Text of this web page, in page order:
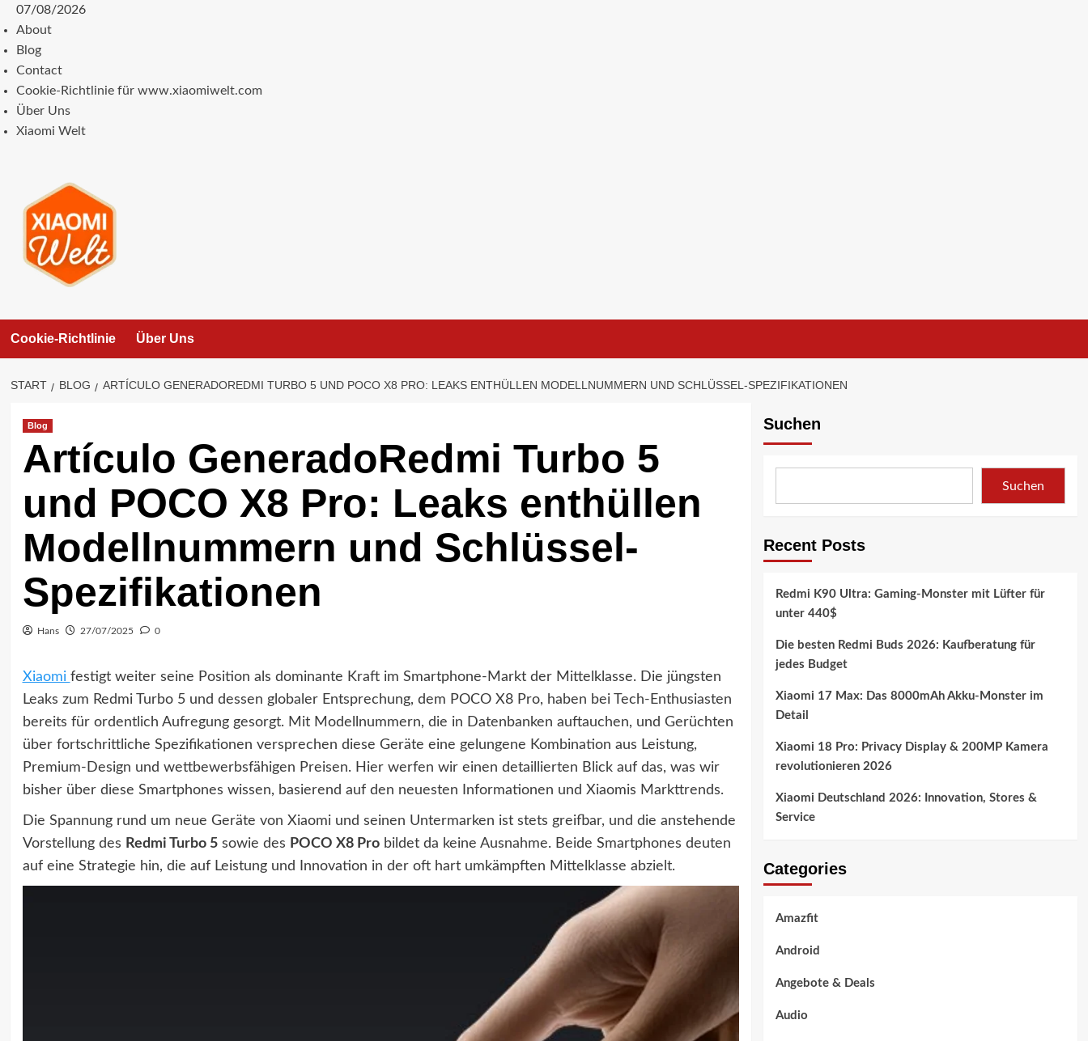
Zum
Inhalt
springen
07/08/2026
About
Blog
Contact
Cookie-Richtlinie für www.xiaomiwelt.com
Über Uns
Xiaomi Welt
Cookie-Richtlinie Über Uns
START BLOG ARTÍCULO GENERADOREDMI TURBO 5 UND POCO X8 PRO: LEAKS ENTHÜLLEN MODELLNUMMERN UND SCHLÜSSEL-SPEZIFIKATIONEN
Blog
Artículo GeneradoRedmi Turbo 5
und POCO X8 Pro: Leaks enthüllen
Modellnummern und Schlüssel-
Spezifikationen
Hans 27/07/2025 0
Xiaomi festigt weiter seine Position als dominante Kraft im Smartphone-Markt der Mittelklasse. Die jüngsten
Leaks zum Redmi Turbo 5 und dessen globaler Entsprechung, dem POCO X8 Pro, haben bei Tech-Enthusiasten
bereits für ordentlich Aufregung gesorgt. Mit Modellnummern, die in Datenbanken auftauchen, und Gerüchten
über fortschrittliche Spezifikationen versprechen diese Geräte eine gelungene Kombination aus Leistung,
Premium-Design und wettbewerbsfähigen Preisen. Hier werfen wir einen detaillierten Blick auf das, was wir
bisher über diese Smartphones wissen, basierend auf den neuesten Informationen und Xiaomis Markttrends.
Die Spannung rund um neue Geräte von Xiaomi und seinen Untermarken ist stets greifbar, und die anstehende
Vorstellung des Redmi Turbo 5sowie des POCO X8 Probildet da keine Ausnahme. Beide Smartphones deuten
auf eine Strategie hin, die auf Leistung und Innovation in der oft hart umkämpften Mittelklasse abzielt.
Suchen
Suchen
Recent Posts
Redmi K90 Ultra: Gaming-Monster mit Lüfter für
unter 440$
Die besten Redmi Buds 2026: Kaufberatung für
jedes Budget
Xiaomi 17 Max: Das 8000mAh Akku-Monster im
Detail
Xiaomi 18 Pro: Privacy Display & 200MP Kamera
revolutionieren 2026
Xiaomi Deutschland 2026: Innovation, Stores &
Service
Categories
Amazfit
Android
Angebote & Deals
Audio